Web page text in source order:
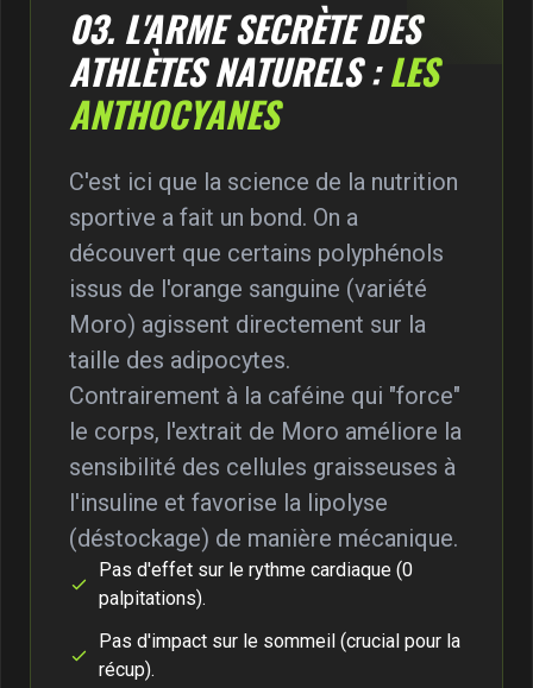
03. L'ARME SECRÈTE DES
ATHLÈTES NATURELS :LES
ANTHOCYANES
C'est ici que la science de la nutrition
sportive a fait un bond. On a
découvert que certains polyphénols
issus de l'orange sanguine (variété
Moro) agissent directement sur la
taille des adipocytes.
Contrairement à la caféine qui "force"
le corps, l'extrait de Moro améliore la
sensibilité des cellules graisseuses à
l'insuline et favorise la lipolyse
(déstockage) de manière mécanique.
Pas d'effet sur le rythme cardiaque (0
palpitations).
Pas d'impact sur le sommeil (crucial pour la
récup).